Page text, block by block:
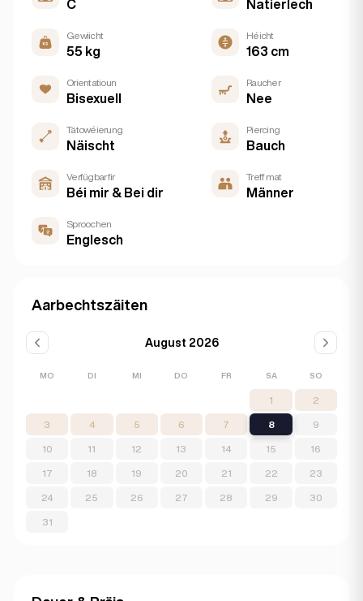
C Natierlech
Gewiicht
55 kg
Héicht
163 cm
Orientatioun
Bisexuell
Raucher
Nee
Tätowéierung
Näischt
Piercing
Bauch
Verfügbar fir
Béi mir & Bei dir
Treff mat
Männer
Sproochen
Englesch
Aarbechtszäiten
August 2026
MO DI MI DO FR SA SO
1 2
3 4 5 6 7 8 9
10 11 12 13 14 15 16
17 18 19 20 21 22 23
24 25 26 27 28 29 30
31